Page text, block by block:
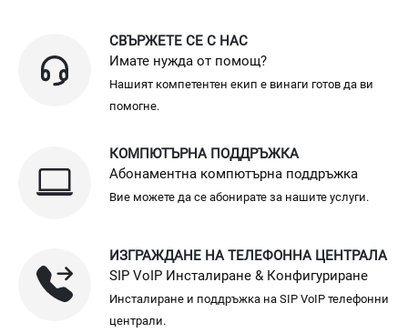
СВЪРЖЕТЕ СЕ С НАС
Имате нужда от помощ?
Нашият компетентен екип е винаги готов да ви
помогне.
КОМПЮТЪРНА ПОДДРЪЖКА
Абонаментна компютърна поддръжка
Вие можете да се абонирате за нашите услуги.
ИЗГРАЖДАНЕ НА ТЕЛЕФОННА ЦЕНТРАЛА
SIP VoIP Инсталиране & Конфигуриране
Инсталиране и поддръжка на SIP VoIP телефонни
централи.